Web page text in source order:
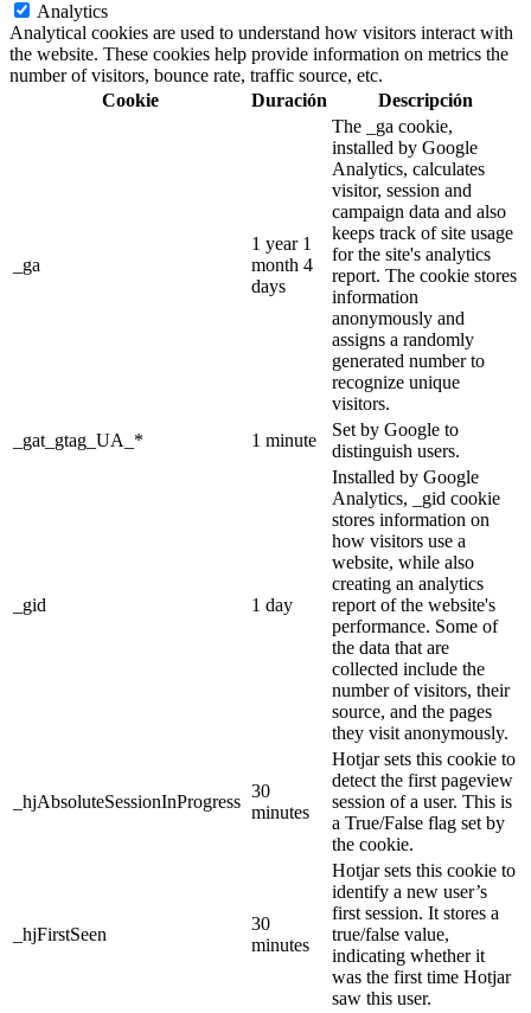
Analytics
Analytical cookies are used to understand how visitors interact with
the website. These cookies help provide information on metrics the
number of visitors, bounce rate, traffic source, etc.
Cookie
Duración Descripción
_ga
1 year 1
month 4
days
The _ga cookie,
installed by Google
Analytics, calculates
visitor, session and
campaign data and also
keeps track of site usage
for the site's analytics
report. The cookie stores
information
anonymously and
assigns a randomly
generated number to
recognize unique
visitors.
_gat_gtag_UA_*
1 minute
Set by Google to
distinguish users.
_gid 1 day
Installed by Google
Analytics, _gid cookie
stores information on
how visitors use a
website, while also
creating an analytics
report of the website's
performance. Some of
the data that are
collected include the
number of visitors, their
source, and the pages
they visit anonymously.
_hjAbsoluteSessionInProgress
30
minutes
Hotjar sets this cookie to
detect the first pageview
session of a user. This is
a True/False flag set by
the cookie.
_hjFirstSeen
30
minutes
Hotjar sets this cookie to
identify a new user’s
first session. It stores a
true/false value,
indicating whether it
was the first time Hotjar
saw this user.